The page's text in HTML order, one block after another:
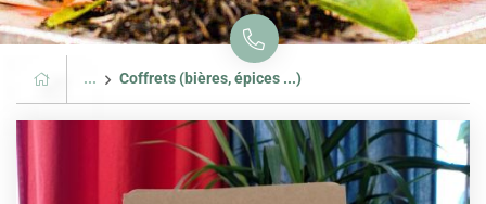
... Coffrets (bières, épices ...)